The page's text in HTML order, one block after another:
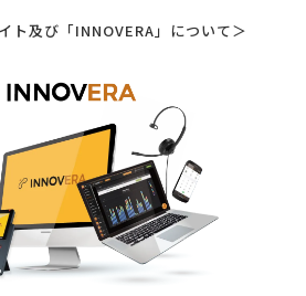
ト及び「INNOVERA」について＞